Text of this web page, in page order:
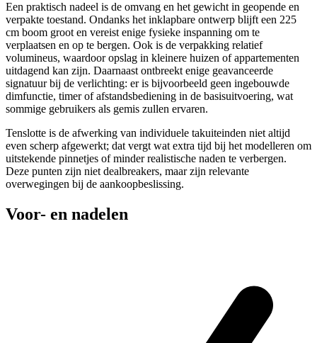
Een praktisch nadeel is de omvang en het gewicht in geopende en
verpakte toestand. Ondanks het inklapbare ontwerp blijft een 225
cm boom groot en vereist enige fysieke inspanning om te
verplaatsen en op te bergen. Ook is de verpakking relatief
volumineus, waardoor opslag in kleinere huizen of appartementen
uitdagend kan zijn. Daarnaast ontbreekt enige geavanceerde
signatuur bij de verlichting: er is bijvoorbeeld geen ingebouwde
dimfunctie, timer of afstandsbediening in de basisuitvoering, wat
sommige gebruikers als gemis zullen ervaren.
Tenslotte is de afwerking van individuele takuiteinden niet altijd
even scherp afgewerkt; dat vergt wat extra tijd bij het modelleren om
uitstekende pinnetjes of minder realistische naden te verbergen.
Deze punten zijn niet dealbreakers, maar zijn relevante
overwegingen bij de aankoopbeslissing.
Voor- en nadelen